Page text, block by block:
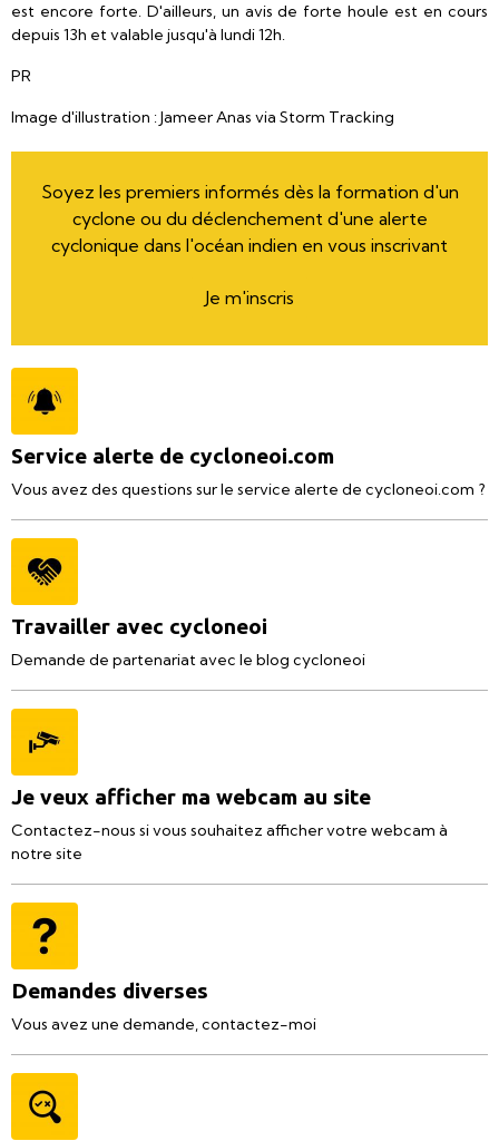
est encore forte. D'ailleurs, un avis de forte houle est en cours
depuis 13h et valable jusqu'à lundi 12h.
PR
Image d'illustration : Jameer Anas via Storm Tracking
Soyez les premiers informés dès la formation d'un
cyclone ou du déclenchement d'une alerte
cyclonique dans l'océan indien en vous inscrivant
Je m'inscris
Service alerte de cycloneoi.com
Vous avez des questions sur le service alerte de cycloneoi.com ?
Travailler avec cycloneoi
Demande de partenariat avec le blog cycloneoi
Je veux afficher ma webcam au site
Contactez-nous si vous souhaitez afficher votre webcam à
notre site
Demandes diverses
Vous avez une demande, contactez-moi